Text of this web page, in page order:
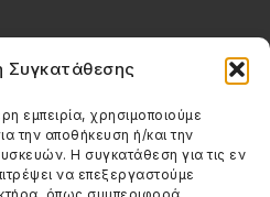
Συγκατάθεσης
εμπειρία, χρησιμοποιούμε
την αποθήκευση ή/και την
Η συγκατάθεση για τις εν
να επεξεργαστούμε